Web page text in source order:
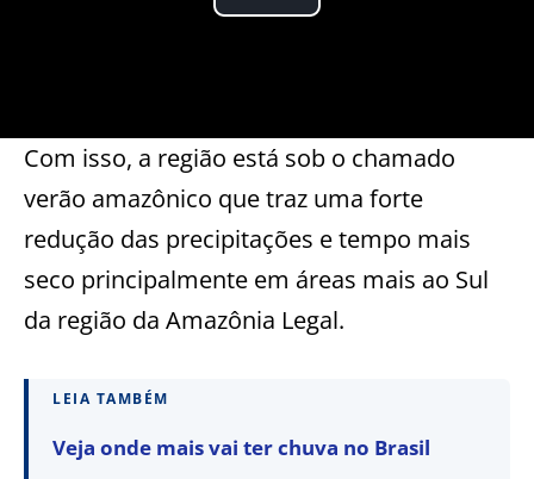
Com isso, a região está sob o chamado
verão amazônico que traz uma forte
redução das precipitações e tempo mais
seco principalmente em áreas mais ao Sul
da região da Amazônia Legal.
LEIA TAMBÉM
Veja onde mais vai ter chuva no Brasil